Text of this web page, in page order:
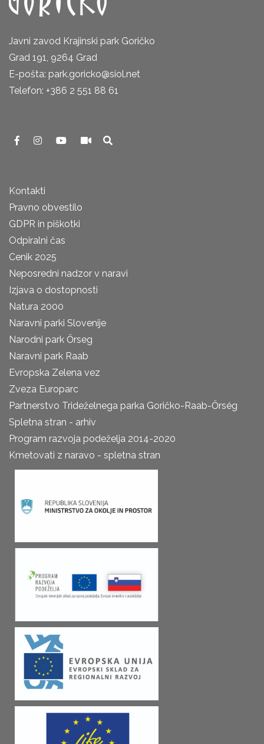
Javni zavod Krajinski park Goričko
Grad 191, 9264 Grad
E-pošta: park.goricko@siol.net
Telefon: +386 2 551 88 61
Kontakti
Pravno obvestilo
GDPR in piškotki
Odpiralni čas
Cenik 2025
Neposredni nadzor v naravi
Izjava o dostopnosti
Natura 2000
Naravni parki Slovenije
Narodni park Őrseg
Naravni park Raab
Evropska Zelena vez
Zveza Europarc
Partnerstvo Trideželnega parka Goričko-Raab-Őrség
Spletna stran - arhiv
Program razvoja podeželja 2014-2020
Kmetovati z naravo - spletna stran